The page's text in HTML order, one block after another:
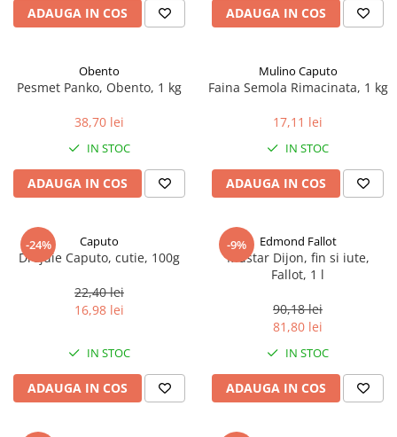
ADAUGA IN COS ADAUGA IN COS
Obento
Pesmet Panko, Obento, 1 kg
38,70 lei
IN STOC
ADAUGA IN COS
Mulino Caputo
Faina Semola Rimacinata, 1 kg
17,11 lei
IN STOC
ADAUGA IN COS
-24% Caputo
Drojdie Caputo, cutie, 100g
22,40 lei
16,98 lei
IN STOC
ADAUGA IN COS
-9% Edmond Fallot
Mustar Dijon, fin si iute,
Fallot, 1 l
90,18 lei
81,80 lei
IN STOC
ADAUGA IN COS